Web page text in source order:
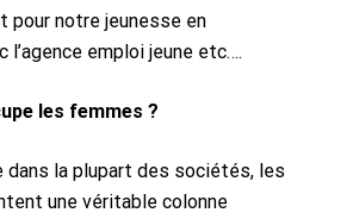
pour notre jeunesse en
l’agence emploi jeune etc….
les femmes ?
dans la plupart des sociétés, les
une véritable colonne